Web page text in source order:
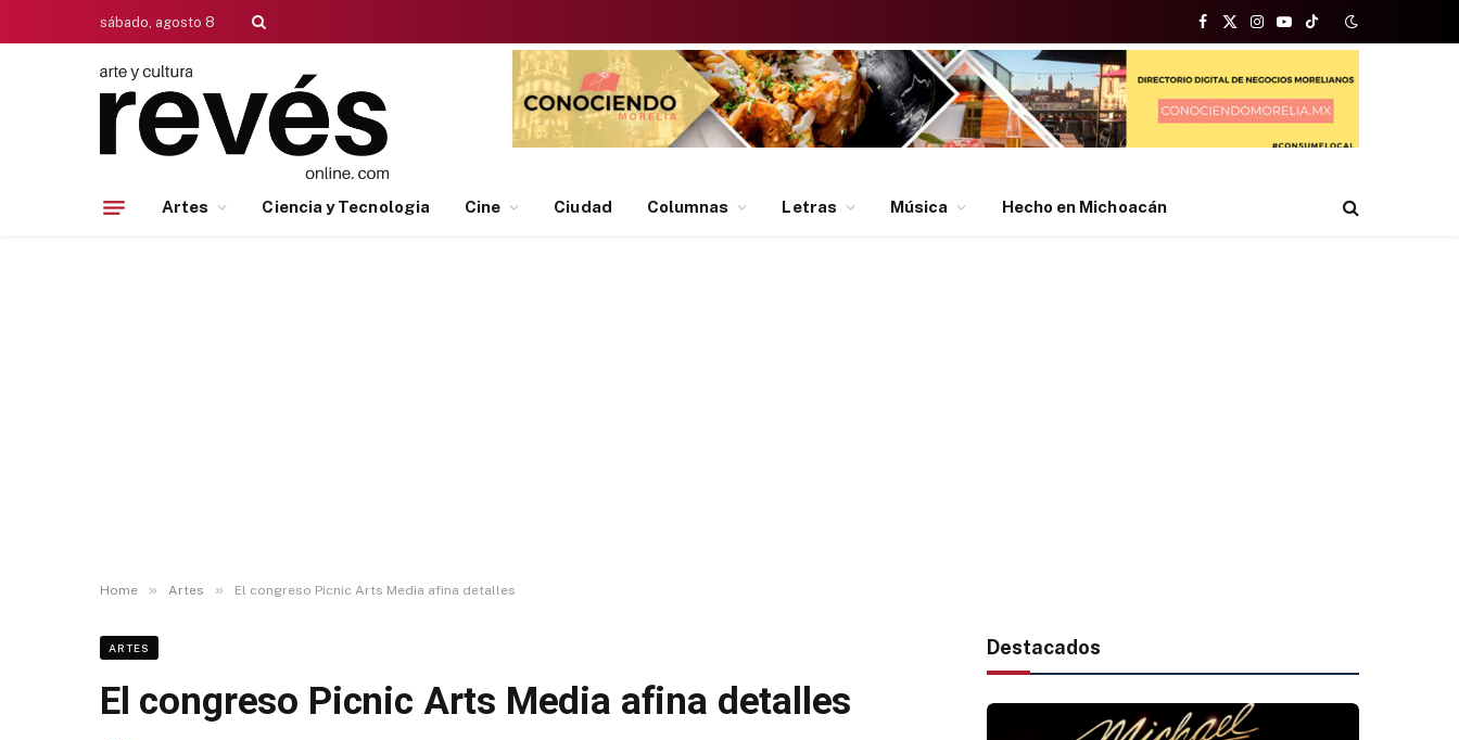
sábado, agosto 8
Facebook
X
(Twitter)
Instagram
YouTubeTikTok
Artes Ciencia y Tecnologia Cine Ciudad Columnas Letras Música Hecho en Michoacán
Home » Artes » El congreso Picnic Arts Media afina detalles
ARTES
El congreso Picnic Arts Media afina detalles
Destacados